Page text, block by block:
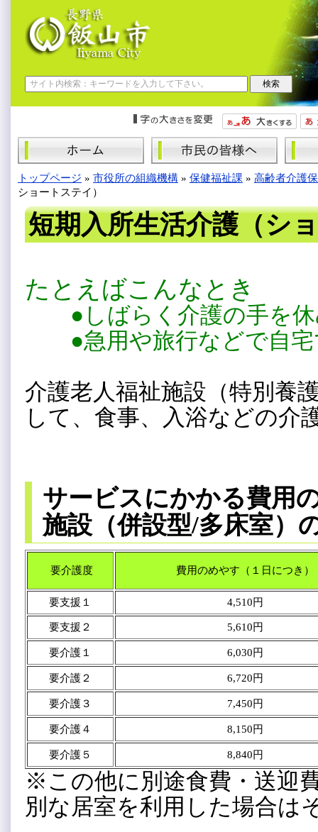
トップページ » 市役所の組織機構 » 保健福祉課 » 高齢者介護
ショートステイ）
短期入所生活介護（シ
たとえばこんなとき
●しばらく介護の手を休
●急用や旅行などで自宅
介護老人福祉施設（特別養
して、食事、入浴などの介
サービスにかかる費用
施設（併設型/多床室）
要介護度 費用のめやす（１日につき）
要支援１ 4,510円
要支援２ 5,610円
要介護１ 6,030円
要介護２ 6,720円
要介護３ 7,450円
要介護４ 8,150円
要介護５ 8,840円
※この他に別途食費・送迎
別な居室を利用した場合は